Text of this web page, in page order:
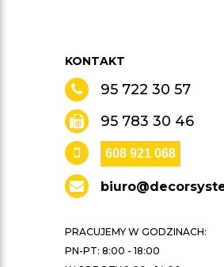
KONTAKT
95 722 30 57
95 783 30 46
608 921 068
PRACUJEMY W GODZINACH:
PN-PT: 8:00 - 18:00